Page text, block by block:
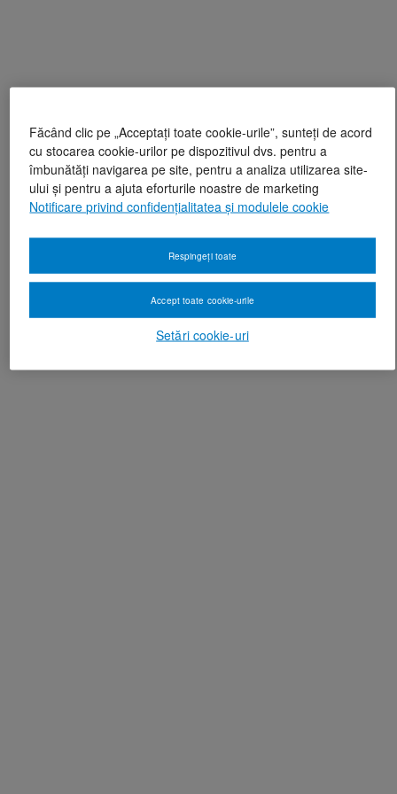
Făcând clic pe „Acceptați toate cookie-urile”, sunteți de acord
cu stocarea cookie-urilor pe dispozitivul dvs. pentru a
îmbunătăți navigarea pe site, pentru a analiza utilizarea site-
ului și pentru a ajuta eforturile noastre de marketing
Notificare privind confidențialitatea și modulele cookie
Setări cookie-uri
Respingeți toate
Accept toate cookie-urile